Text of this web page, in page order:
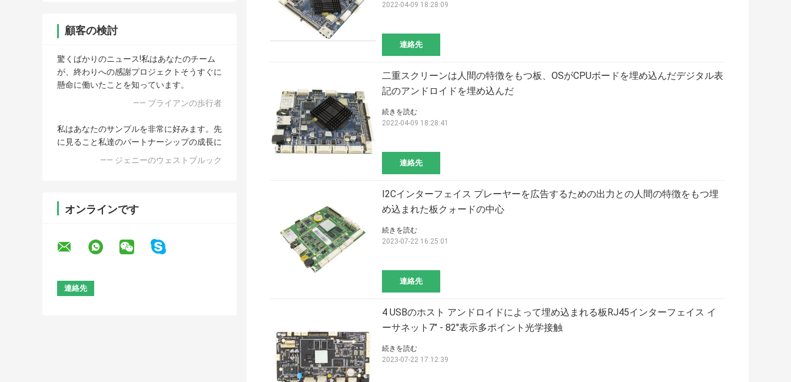
顧客の検討
驚くばかりのニュース!私はあなたのチーム
が、終わりへの感謝プロジェクトそうすぐに
懸命に働いたことを知っています。
—— ブライアンの歩行者
私はあなたのサンプルを非常に好みます。先
に見ること私達のパートナーシップの成長に
—— ジェニーのウェストブルック
オンラインです
連絡先
2022-04-09 18:28:09
二重スクリーンは人間の特徴をもつ板、OSがCPUボードを埋め込んだデジタル表
記のアンドロイドを埋め込んだ
連絡先
続きを読む
2022-04-09 18:28:41
I2Cインターフェイス プレーヤーを広告するための出力との人間の特徴をもつ埋
め込まれた板クォードの中心
連絡先
続きを読む
2023-07-22 16:25:01
4 USBのホスト アンドロイドによって埋め込まれる板RJ45インターフェイス イ
ーサネット7" - 82"表示多ポイント光学接触
続きを読む
2023-07-22 17:12:39